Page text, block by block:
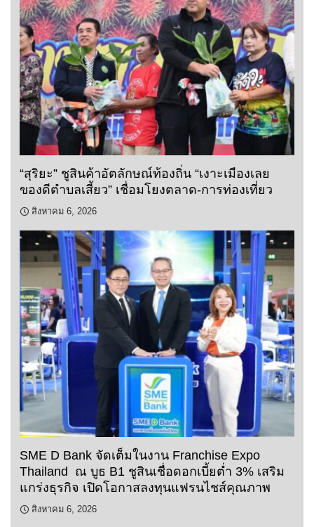
“สุริยะ” ชูสินค้าอัตลักษณ์ท้องถิ่น “เงาะเมืองเลย
ของดีตำบลเสี้ยว” เชื่อมโยงตลาด-การท่องเที่ยว
สิงหาคม 6, 2026
SME D Bank จัดเต็มในงาน Franchise Expo
Thailand ณ บูธ B1 ชูสินเชื่อดอกเบี้ยต่ำ 3% เสริม
แกร่งธุรกิจ เปิดโอกาสลงทุนแฟรนไชส์คุณภาพ
สิงหาคม 6, 2026